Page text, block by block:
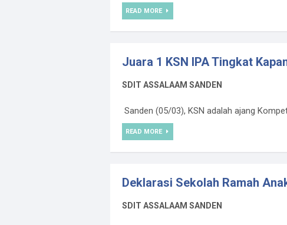
READ MORE
Juara 1 KSN IPA Tingkat
SDIT ASSALAAM SANDEN
Sanden (05/03), KSN adalah ajang
READ MORE
Deklarasi Sekolah Ramah
SDIT ASSALAAM SANDEN